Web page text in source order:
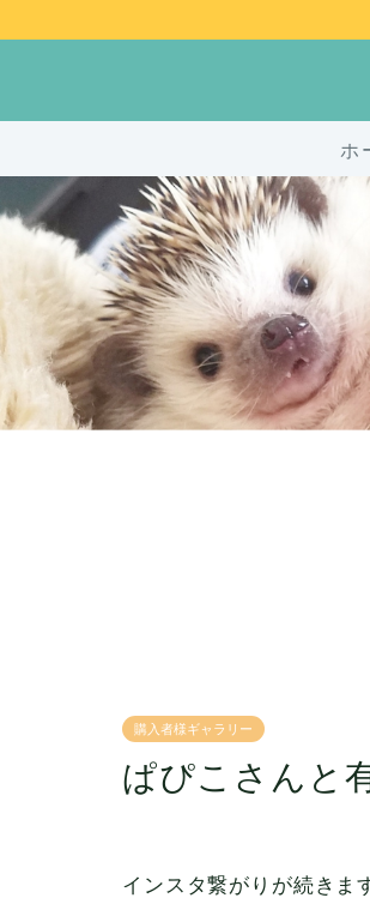
ホ
購入者様ギャラリー
ぱぴこさんと
インスタ繋がりが続きま